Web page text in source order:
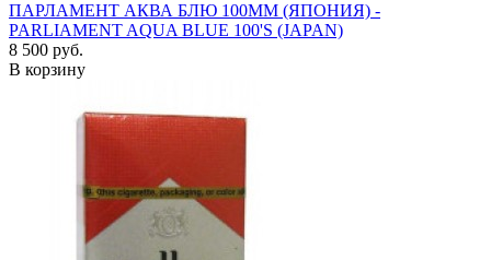
ПАРЛАМЕНТ АКВА БЛЮ 100ММ (ЯПОНИЯ) -
PARLIAMENT AQUA BLUE 100'S (JAPAN)
8 500 руб.
В корзину